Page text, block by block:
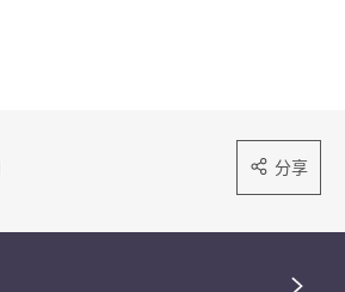
分享